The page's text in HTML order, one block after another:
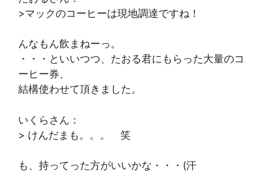
>マックのコーヒーは現地調達ですね！
んなもん飲まねーっ。
・・・といいつつ、たおる君にもらった大量のコ
ーヒー券、
結構使わせて頂きました。
いくらさん：
> けんだまも。。。 笑
も、持ってった方がいいかな・・・(汗